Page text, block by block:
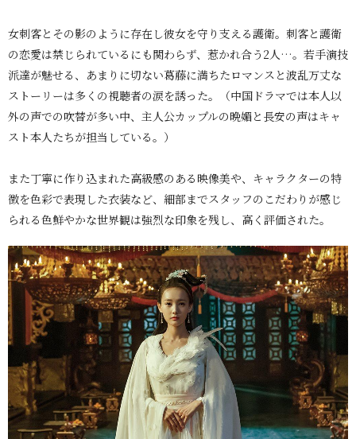
女刺客とその影のように存在し彼女を守り支える護衛。刺客と護衛
の恋愛は禁じられているにも関わらず、惹かれ合う2人…。若手演技
派達が魅せる、あまりに切ない葛藤に満ちたロマンスと波乱万丈な
ストーリーは多くの視聴者の涙を誘った。（中国ドラマでは本人以
外の声での吹替が多い中、主人公カップルの晩媚と長安の声はキャ
スト本人たちが担当している。）
また丁寧に作り込まれた高級感のある映像美や、キャラクターの特
徴を色彩で表現した衣装など、細部までスタッフのこだわりが感じ
られる色鮮やかな世界観は強烈な印象を残し、高く評価された。